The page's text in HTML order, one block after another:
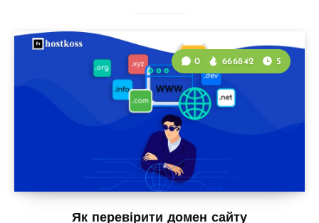
Як перевірити домен сайту
0 666842 5